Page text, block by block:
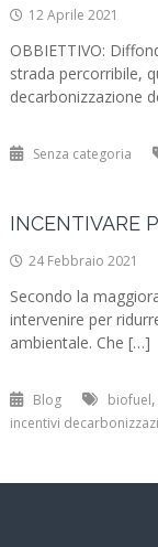
12 Aprile 2021
OBBIETTIVO:
strada percorribile,
decarbonizzazione
Senza categoria
INCENTIVARE
24 Febbraio 2021
Secondo la
intervenire per
ambientale. Che […]
Blog biofuel,
incentivi